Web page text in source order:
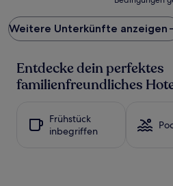
Preis
pro
Nacht,
den
letzten
einen
Weitere Unterkünfte anzeigen
Entdecke dein perfektes
familienfreundliches
Frühstück
inbegriffen